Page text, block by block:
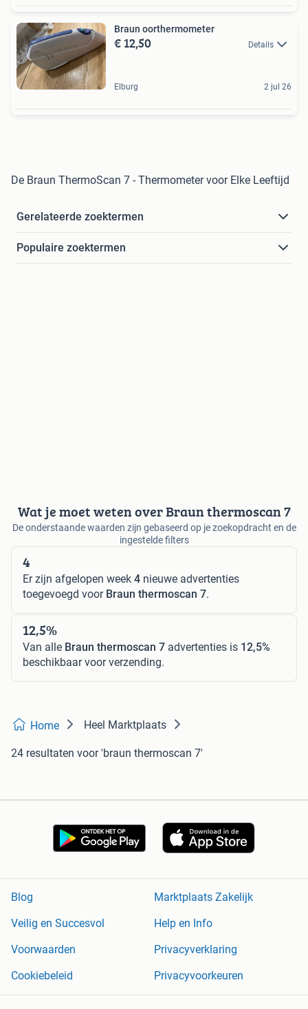
Braun oorthermometer
€ 12,50 Details
Elburg 2 jul 26
De Braun ThermoScan 7 - Thermometer voor Elke Leeftijd
Gerelateerde zoektermen
Populaire zoektermen
Wat je moet weten over Braun thermoscan 7
De onderstaande waarden zijn gebaseerd op je zoekopdracht en de
ingestelde filters
4
Er zijn afgelopen week 4 nieuwe advertenties
toegevoegd voor Braun thermoscan 7.
12,5%
Van alle Braun thermoscan 7 advertenties is 12,5%
beschikbaar voor verzending.
Home Heel Marktplaats
24 resultaten voor 'braun thermoscan 7'
Blog
Marktplaats Zakelijk
Veilig en Succesvol
Help en Info
Voorwaarden
Privacyverklaring
Cookiebeleid
Privacyvoorkeuren